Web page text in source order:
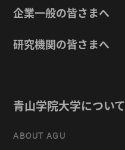
企業一般の皆さまへ
研究機関の皆さまへ
青山学院大学について
ABOUT AGU